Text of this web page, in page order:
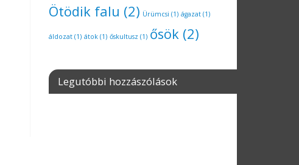
Ötödik falu (2) Ürümcsi (1) ágazat (1)
áldozat (1) átok (1) őskultusz (1) ősök (2)
Legutóbbi hozzászólások